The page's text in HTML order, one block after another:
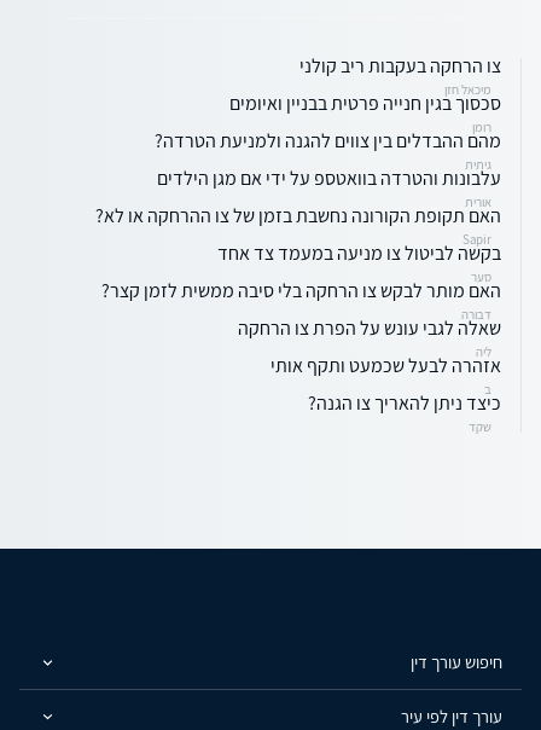
צו הרחקה בעקבות ריב קולני
מיכאל חזן
סכסוך בגין חנייה פרטית בבניין ואיומים
רומן
מהם ההבדלים בין צווים להגנה ולמניעת הטרדה?
גיתית
עלבונות והטרדה בוואטספ על ידי אם מגן הילדים
אורית
האם תקופת הקורונה נחשבת בזמן של צו ההרחקה או לא?
Sapir
בקשה לביטול צו מניעה במעמד צד אחד
סער
האם מותר לבקש צו הרחקה בלי סיבה ממשית לזמן קצר?
דבורה
שאלה לגבי עונש על הפרת צו הרחקה
ליה
אזהרה לבעל שכמעט ותקף אותי
ב
כיצד ניתן להאריך צו הגנה?
שקד
חיפוש עורך דין
עורך דין לפי עיר